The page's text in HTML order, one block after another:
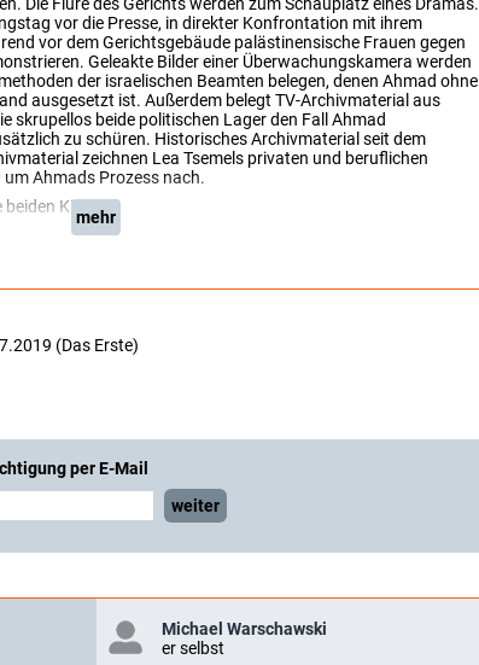
vor die Presse, in direkter Konfrontation mit ihrem
vor dem Gerichtsgebäude palästinensische Frauen gegen
Geleakte Bilder einer Überwachungskamera werden
der israelischen Beamten belegen, denen Ahmad ohne
ausgesetzt ist. Außerdem belegt TV-Archivmaterial aus
skrupellos beide politischen Lager den Fall Ahmad
zu schüren. Historisches Archivmaterial seit dem
zeichnen Lea Tsemels privaten und beruflichen
Ahmads Prozess nach.
Kinder.
mehr
(Das Erste)
per E-Mail
weiter
Michael Warschawski
er selbst